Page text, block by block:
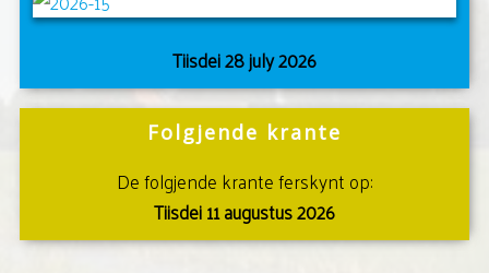
Tiisdei 28 july 2026
Folgjende krante
De folgjende krante ferskynt op:
Tiisdei 11 augustus 2026